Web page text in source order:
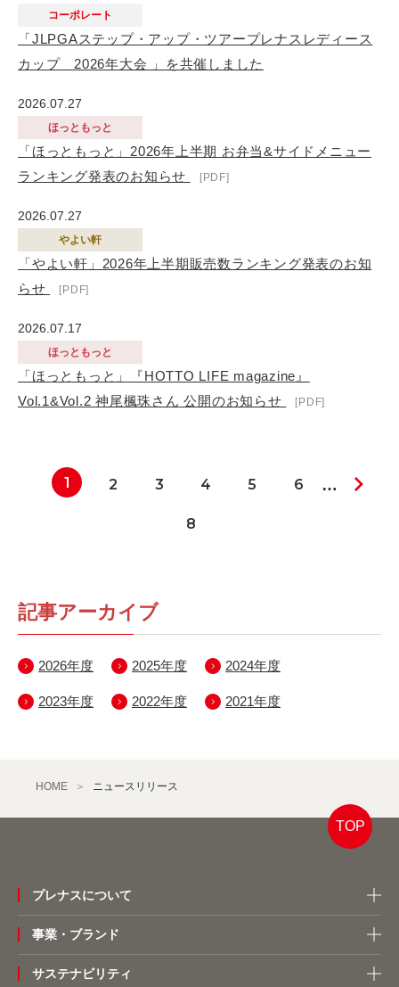
コーポレート
「JLPGAステップ・アップ・ツアープレナスレディース
カップ 2026年大会 」を共催しました
2026.07.27
ほっともっと
「ほっともっと」2026年上半期 お弁当&サイドメニュー
ランキング発表のお知らせ
2026.07.27
やよい軒
「やよい軒」2026年上半期販売数ランキング発表のお知
らせ
2026.07.17
ほっともっと
「ほっともっと」『HOTTO LIFE magazine』
Vol.1&Vol.2 神尾楓珠さん 公開のお知らせ
1 2 3 4 5 6 …
8
記事アーカイブ
2026年度 2025年度 2024年度
2023年度 2022年度 2021年度
HOME ニュースリリース
TOP
プレナスについて
事業・ブランド
サステナビリティ